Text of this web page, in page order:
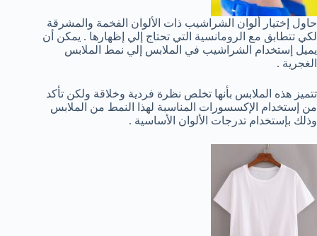
حاول إختيار ألوان الشراشيب ذات الألوان الفخمة والمشرقة
لكي تتطابق مع الرومانسية التي تحتاج إلي إظهارها . يمكن أن
يميل إستخدام الشراشيب في الملابس إلي نمط الملابس
الغجرية .
تتميز هذه الملابس بأنها تخلص نظرة فردية وخلاقة ولكن تأكد
من إستخدام الإكسسورات المناسبة لهذا النمط من الملابس
وذلك بإستخدام تدرجات الألوان الأساسية .